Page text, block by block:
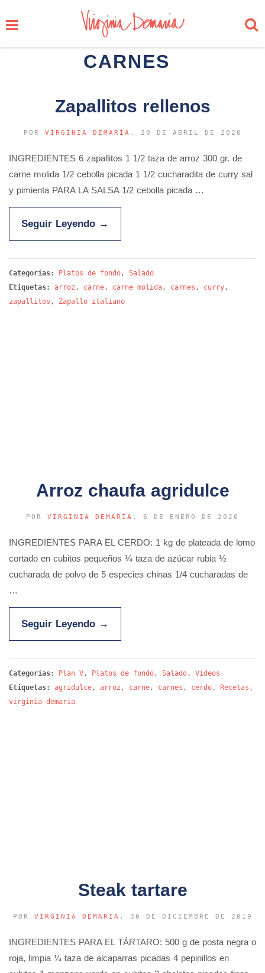
CARNES
Zapallitos rellenos
POR VIRGINIA DEMARÍA , 20 DE ABRIL DE 2020
INGREDIENTES 6 zapallitos 1 1/2 taza de arroz 300 gr. de
carne molida 1/2 cebolla picada 1 1/2 cucharadita de curry sal
y pimienta PARA LA SALSA 1/2 cebolla picada …
Seguir Leyendo →
Categorías: Platos de fondo, Salado
Etiquetas:
arroz , carne, carne molida, carnes , curry,
zapallitos , Zapallo italiano
Arroz chaufa agridulce
POR VIRGINIA DEMARÍA , 6 DE ENERO DE 2020
INGREDIENTES PARA EL CERDO: 1 kg de plateada de lomo
cortado en cubitos pequeños ¼ taza de azúcar rubia ½
cucharada de polvo de 5 especies chinas 1/4 cucharadas de
…
Seguir Leyendo →
Categorías: Plan V , Platos de fondo , Salado , Videos
Etiquetas:
agridulce , arroz , carne , carnes , cerdo , Recetas ,
virginia demaria
Steak tartare
POR VIRGINIA DEMARÍA , 30 DE DICIEMBRE DE 2019
INGREDIENTES PARA EL TÁRTARO: 500 g de posta negra o
roja, limpia ¼ taza de alcaparras picadas 4 pepinillos en